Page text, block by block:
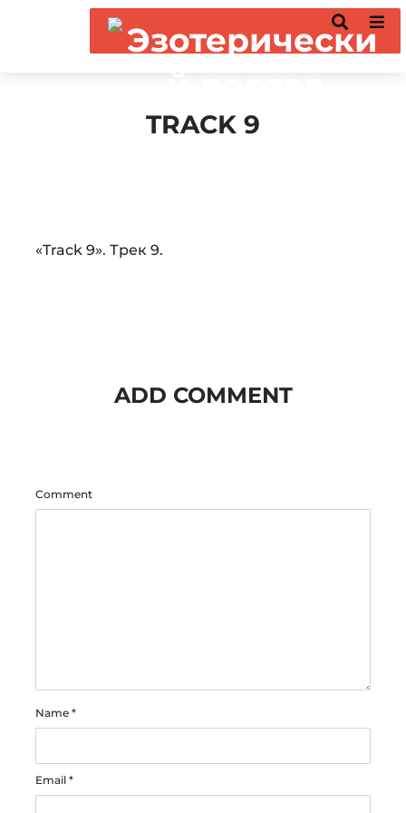
TRACK 9
Audio
«Track 9». Трек 9.
ADD COMMENT
Comment
Name *
Email *